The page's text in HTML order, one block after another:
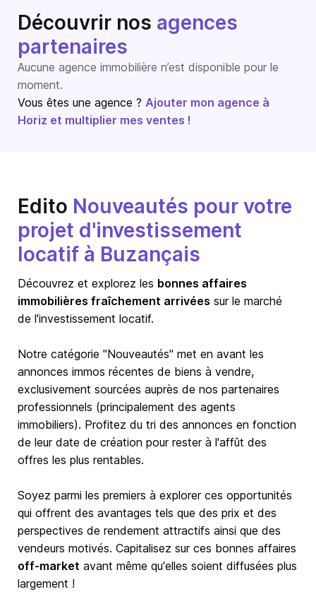
Découvrir nos agences
partenaires
Aucune agence immobilière n’est disponible pour le
moment.
Vous êtes une agence ? Ajouter mon agence à
Horiz et multiplier mes ventes !
Edito Nouveautés pour votre
projet d'investissement
locatif à Buzançais
Découvrez et explorez les bonnes affaires
immobilières fraîchement arrivées sur le marché
de l'investissement locatif.
Notre catégorie "Nouveautés" met en avant les
annonces immos récentes de biens à vendre,
exclusivement sourcées auprès de nos partenaires
professionnels (principalement des agents
immobiliers). Profitez du tri des annonces en fonction
de leur date de création pour rester à l'affût des
offres les plus rentables.
Soyez parmi les premiers à explorer ces opportunités
qui offrent des avantages tels que des prix et des
perspectives de rendement attractifs ainsi que des
vendeurs motivés. Capitalisez sur ces bonnes affaires
off-market avant même qu'elles soient diffusées plus
largement !